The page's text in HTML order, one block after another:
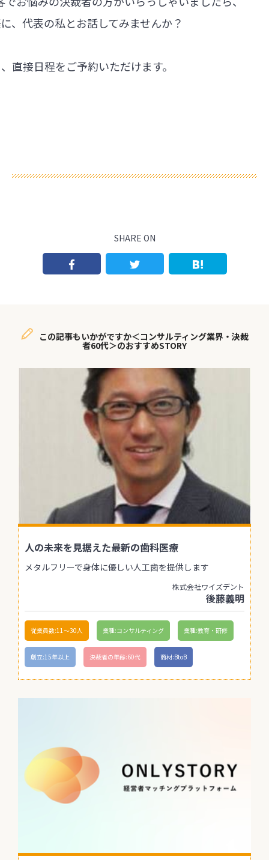
、代表の私とお話してみませんか？
直接日程をご予約いただけます。
SHARE ON
この記事もいかがですか＜コンサルティング業界・決裁
者60代＞のおすすめSTORY
人の未来を見据えた最新の歯科医療
メタルフリーで身体に優しい人工歯を提供します
株式会社ワイズデント
後藤義明
従業員数:11〜30人 業種:コンサルティング 業種:教育・研修
創立:15年以上 決裁者の年齢:60代 商材:BtoB